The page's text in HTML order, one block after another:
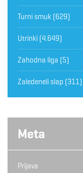
Turni smuk (629)
Utrinki (4.649)
Zahodna liga (5)
Zaledeneli slap (311)
Meta
Prijava